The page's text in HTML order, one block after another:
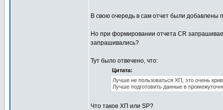
В свою очередь в сам отчет были добавлены
Но при формировании отчета CR
запрашивались?
Тут было отвечено, что:
Цитата:
Лучше не пользоваться ХП, это очень
Лучше подготовить данные в
Что такое ХП или SP?